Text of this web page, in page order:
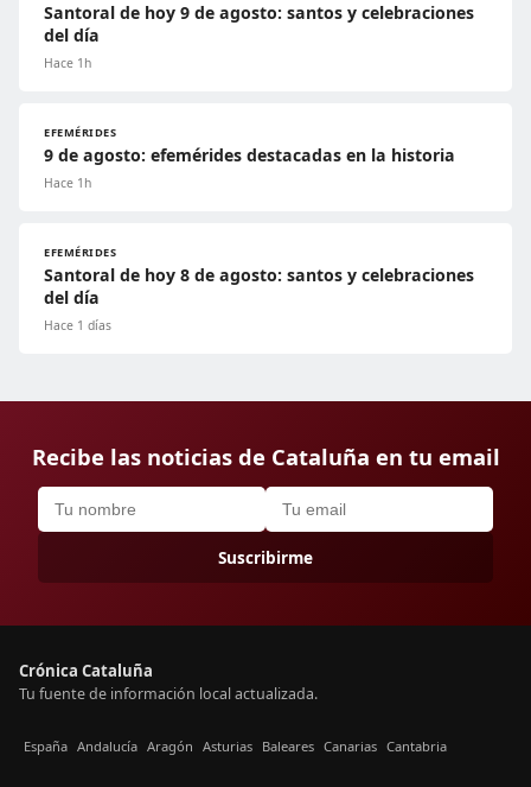
Santoral de hoy 9 de agosto: santos y celebraciones
del día
Hace 1h
EFEMÉRIDES
9 de agosto: efemérides destacadas en la historia
Hace 1h
EFEMÉRIDES
Santoral de hoy 8 de agosto: santos y celebraciones
del día
Hace 1 días
Recibe las noticias de Cataluña en tu email
Suscribirme
Crónica Cataluña
Tu fuente de información local actualizada.
España Andalucía Aragón Asturias Baleares Canarias Cantabria